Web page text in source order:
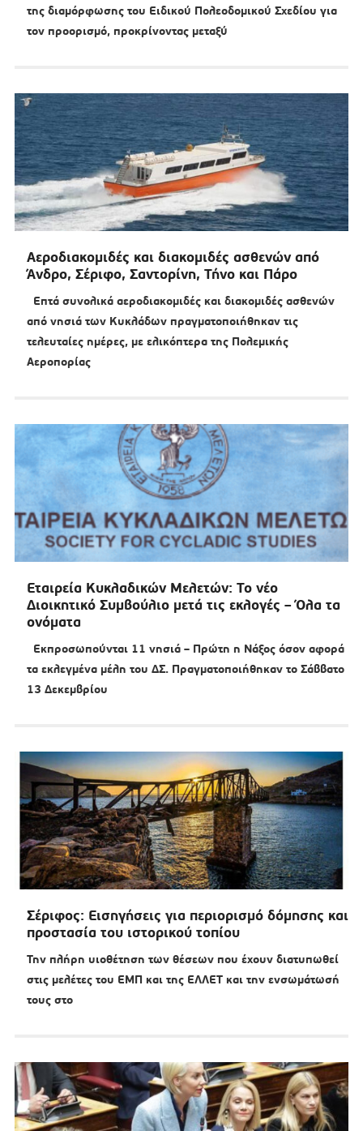
της διαμόρφωσης του Ειδικού Πολεοδομικού Σχεδίου για
τον προορισμό, προκρίνοντας μεταξύ
Αεροδιακομιδές και διακομιδές ασθενών από
Άνδρο, Σέριφο, Σαντορίνη, Τήνο και Πάρο
Επτά συνολικά αεροδιακομιδές και διακομιδές ασθενών
από νησιά των Κυκλάδων πραγματοποιήθηκαν τις
τελευταίες ημέρες, με ελικόπτερα της Πολεμικής
Αεροπορίας
Εταιρεία Κυκλαδικών Μελετών: Το νέο
Διοικητικό Συμβούλιο μετά τις εκλογές – Όλα τα
ονόματα
Εκπροσωπούνται 11 νησιά – Πρώτη η Νάξος όσον αφορά
τα εκλεγμένα μέλη του ΔΣ. Πραγματοποιήθηκαν το Σάββατο
13 Δεκεμβρίου
Σέριφος: Εισηγήσεις για περιορισμό δόμησης και
προστασία του ιστορικού τοπίου
Την πλήρη υιοθέτηση των θέσεων που έχουν διατυπωθεί
στις μελέτες του ΕΜΠ και της ΕΛΛΕΤ και την ενσωμάτωσή
τους στο